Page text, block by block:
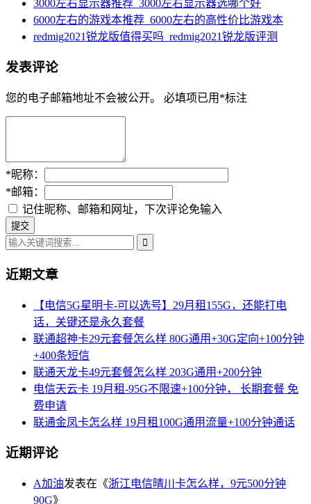
3000左右显示器推荐_3000左右显示器选哪个好
6000左右的游戏本推荐_6000左右的高性价比游戏本
redmig2021锐龙版值得买吗_redmig2021锐龙版评测
发表评论
您的电子邮箱地址不会被公开。 必填项已用 *标注
*昵称：
*邮箱：
记住昵称、邮箱和网址，下次评论免输入
近期文章
【电信5G星明卡-可以选号】29月租155G，还能打电
话，关键还是永久套餐
联通超神卡29元套餐怎么样 80G通用+30G定向+100分钟
+400条短信
联通天龙卡49元套餐怎么样 203G通用+200分钟
电信天云卡 19月租-95G不限速+100分钟， 长期套餐 免
费申请
联通金凤卡怎么样 19月租100G通用流量+100分钟通话
近期评论
A加油发表在《浙江电信晴川卡怎么样，9元500分钟
90G》